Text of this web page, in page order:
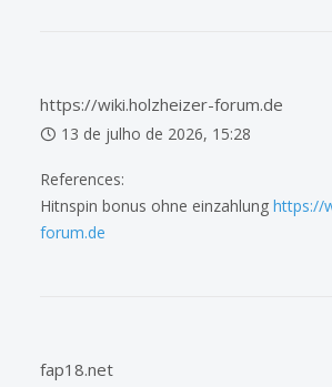
https://wiki.holzheizer-forum.de
13 de julho de 2026, 15:28
References:
Hitnspin bonus ohne einzahlung https://
forum.de
fap18.net